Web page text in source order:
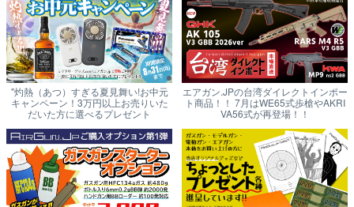
"灼熱（あつ）すぎる夏見舞い!お中元
キャンペーン！3万円以上お売りいた
だいた方に選べるプレゼント
エアガン.JPの台湾ダイレクトインポー
ト商品！！ 7月はWE65式歩槍やAKRI
VA56式が再登場！！